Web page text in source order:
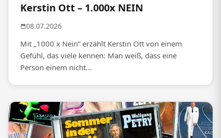
Kerstin Ott – 1.000x NEIN
08.07.2026
Mit „1000 x Nein“ erzählt Kerstin Ott von einem
Gefühl, das viele kennen: Man weiß, dass eine
Person einem nicht...